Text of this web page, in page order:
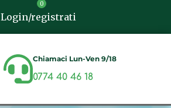
Login/registrati
Chiamaci Lun-Ven 9/18
0774 40 46 18